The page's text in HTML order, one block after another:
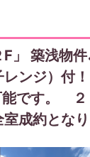
F」 築浅物
レンジ）付
能です。 ２
成約となり